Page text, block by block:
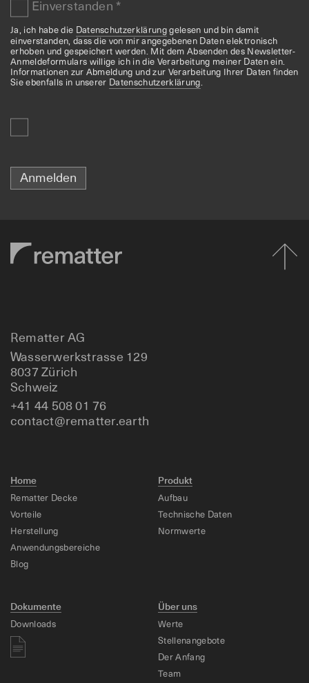
Einverstanden *
Ja, ich habe die Datenschutzerklärung gelesen und bin damit
einverstanden, dass die von mir angegebenen Daten elektronisch
erhoben und gespeichert werden. Mit dem Absenden des Newsletter-
Anmeldeformulars willige ich in die Verarbeitung meiner Daten ein.
Informationen zur Abmeldung und zur Verarbeitung Ihrer Daten finden
Sie ebenfalls in unserer Datenschutzerklärung.
Anmelden
Rematter AG
Wasserwerkstrasse 129
8037 Zürich
Schweiz
+41 44 508 01 76
contact@rematter.earth
Home
Rematter Decke
Vorteile
Herstellung
Anwendungsbereiche
Blog
Produkt
Aufbau
Technische Daten
Normwerte
Dokumente
Downloads
Über uns
Werte
Stellenangebote
Der Anfang
Team